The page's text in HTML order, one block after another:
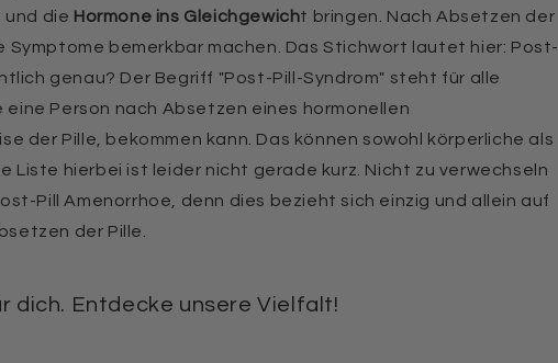
und die Hormone ins Gleichgewicht bringen. Nach Absetzen der
Symptome bemerkbar machen. Das Stichwort lautet hier: Post-
genau? Der Begriff "Post-Pill-Syndrom" steht für alle
eine Person nach Absetzen eines hormonellen
der Pille, bekommen kann. Das können sowohl körperliche als
Liste hierbei ist leider nicht gerade kurz. Nicht zu verwechseln
Pill Amenorrhoe, denn dies bezieht sich einzig und allein auf
der Pille.
dich. Entdecke unsere Vielfalt!